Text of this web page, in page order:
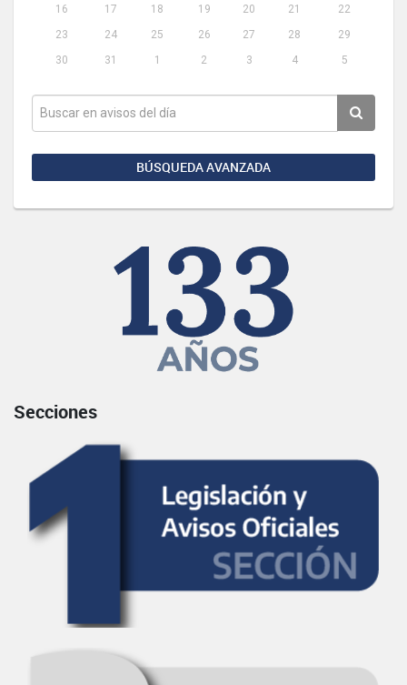
16
17 18 19 20 21
22
23
24 25 26 27 28
29
30
31 1 2 3 4 5
BÚSQUEDA AVANZADA
Secciones